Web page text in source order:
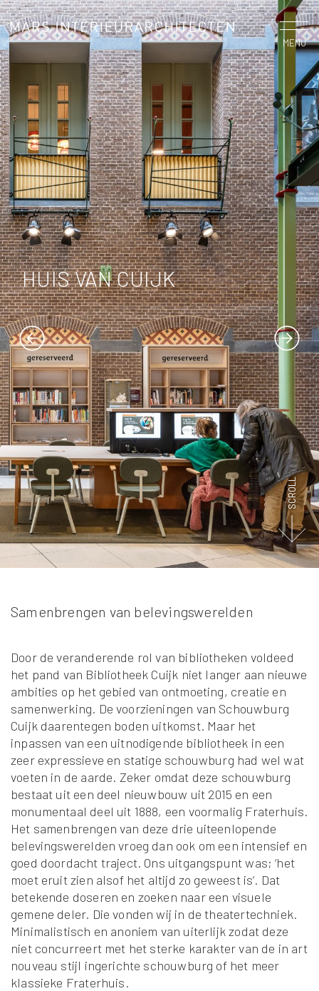
MENU
HUIS VAN CUIJK
SCROLL
Samenbrengen van belevingswerelden
Door de veranderende rol van bibliotheken voldeed
het pand van Bibliotheek Cuijk niet langer aan nieuwe
ambities op het gebied van ontmoeting, creatie en
samenwerking. De voorzieningen van Schouwburg
Cuijk daarentegen boden uitkomst. Maar het
inpassen van een uitnodigende bibliotheek in een
zeer expressieve en statige schouwburg had wel wat
voeten in de aarde. Zeker omdat deze schouwburg
bestaat uit een deel nieuwbouw uit 2015 en een
monumentaal deel uit 1888, een voormalig Fraterhuis.
Het samenbrengen van deze drie uiteenlopende
belevingswerelden vroeg dan ook om een intensief en
goed doordacht traject. Ons uitgangspunt was; ‘het
moet eruit zien alsof het altijd zo geweest is’. Dat
betekende doseren en zoeken naar een visuele
gemene deler. Die vonden wij in de theatertechniek.
Minimalistisch en anoniem van uiterlijk zodat deze
niet concurreert met het sterke karakter van de in art
nouveau stijl ingerichte schouwburg of het meer
klassieke Fraterhuis.